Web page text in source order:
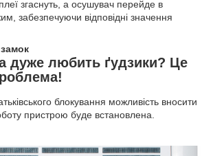
згаснуть, а осушувач перейде в
забезпечуючи відповідні значення
дуже любить ґудзики? Це
блокування можливість вносити
пристрою буде встановлена.